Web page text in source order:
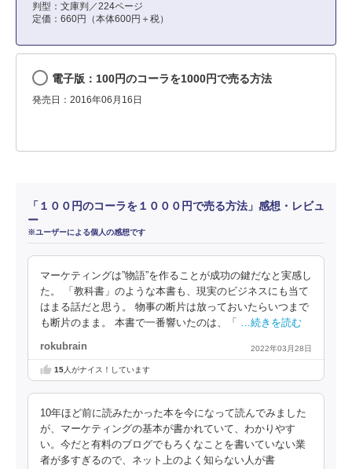
判型：文庫判／224ページ
定価：660円（本体600円＋税）
電子版：100円のコーラを1000円で売る方法
発売日：2016年06月16日
「１００円のコーラを１０００円で売る方法」感想・レビュ
ー
※ユーザーによる個人の感想です
マーケティングは”物語”を作ることが成功の鍵だなと実感し
た。 「教科書」のような本書も、現実のビジネスにも当て
はまる話だと思う。 物事の断片は放っておいたらいつまで
も断片のまま。 本書で一番響いたのは、「
…続きを読む
rokubrain 2022年03月28日
15人がナイス！しています
10年ほど前に読みたかった本を今になって読んでみました
が、マーケティングの基本が書かれていて、わかりやす
い。今だと有料のブログでもろくなことを書いていない業
者が多すぎるので、ネット上のよく知らない人が書